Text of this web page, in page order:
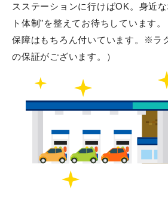
スステーションに行けばOK。身近
ト体制”を整えてお待ちしています
保障はもちろん付いています。※ラ
の保証がございます。）